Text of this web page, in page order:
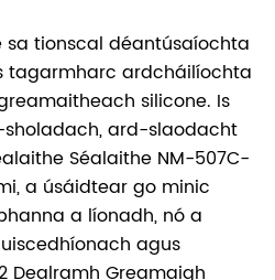
sa tionscal déantúsaíochta
tagarmharc ardcháilíochta
silicone. Is
ard-slaodacht
Séalaithe NM-507C-
a úsáidtear go minic
a líonadh, nó a
agus
Dealramh Greamaigh